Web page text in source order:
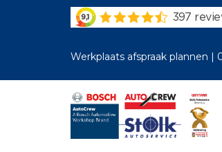
Werkplaats afspraak plannen |